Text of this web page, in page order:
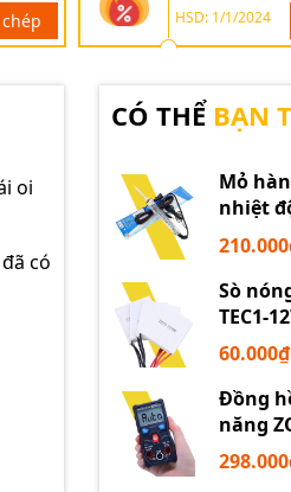
HSD: 1/1/2024
oi
có
CÓ THỂ BẠN
Mỏ
nhiệt
60W
Sò
TEC1-
12710
150W
60.000₫
Đồng
năng
tự